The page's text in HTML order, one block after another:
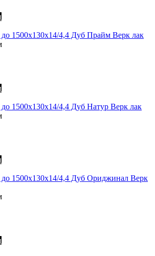
до 1500х130х14/4,4 Дуб Прайм Верк лак
1500х130х14/4,4 Дуб Натур Верк лак
до 1500х130х14/4,4 Дуб Ориджинал Верк